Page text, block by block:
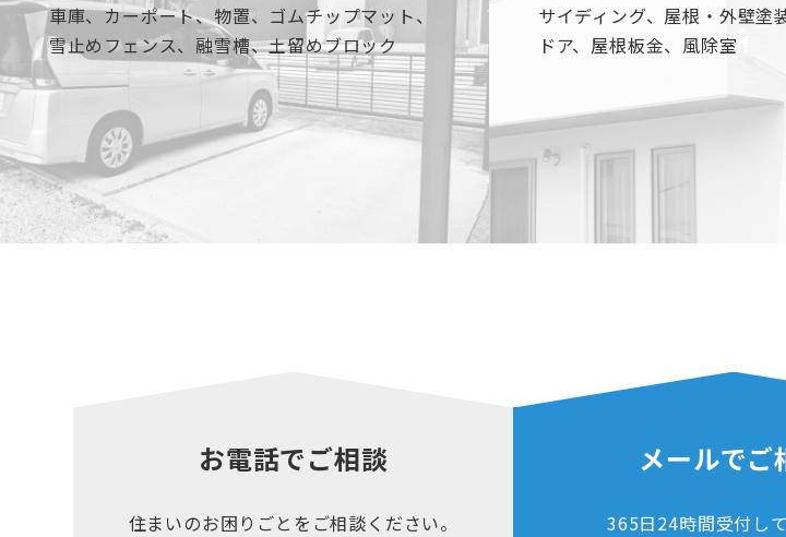
車庫、カーポート、物置、ゴムチップマット、
雪止めフェンス、融雪槽、土留めブロック
サイディング、屋根・外壁塗
ドア、屋根板金、風除室
お電話でご相談
住まいのお困りごとを ご相談ください。
メールでご
365日24時間受付し